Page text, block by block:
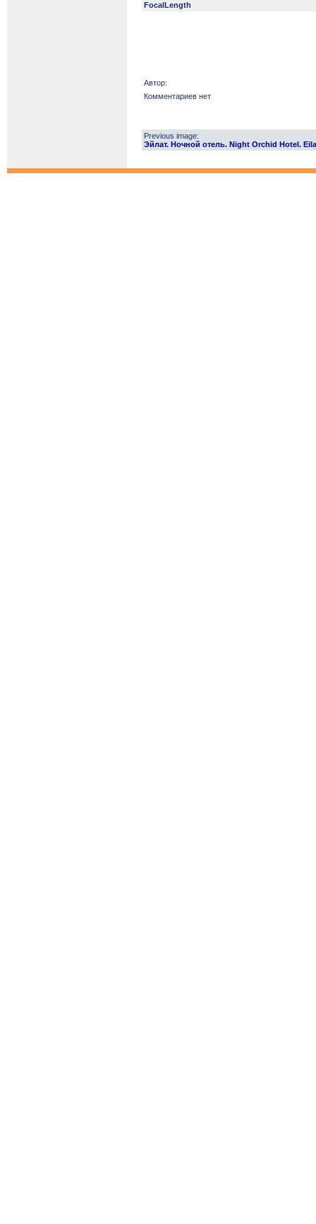
FocalLength
Автор:
Комментариев нет
Previous image:
Эйлат. Ночной отель. Night Orchid Hotel.